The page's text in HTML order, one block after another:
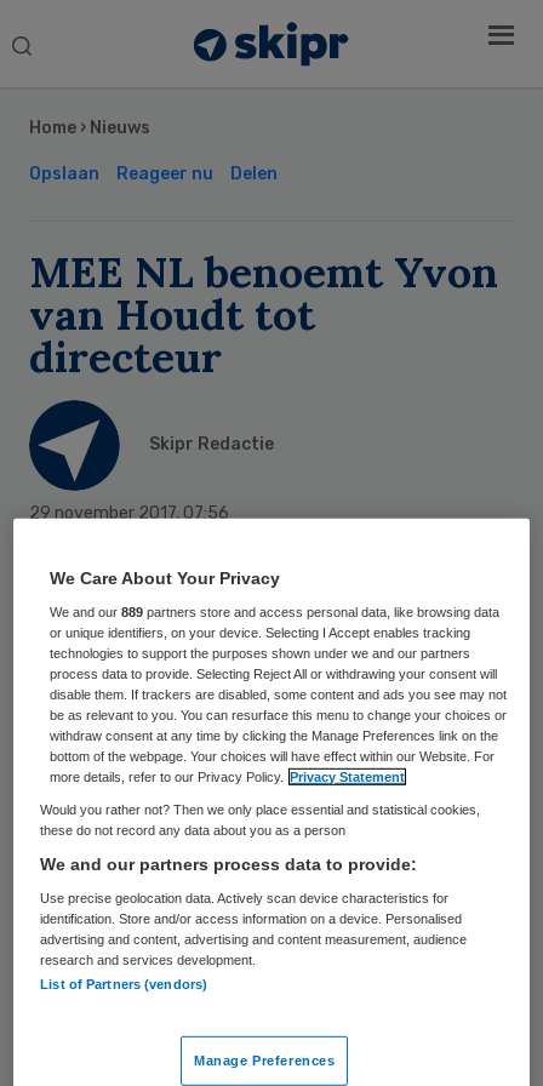
Search
Home › Nieuws
Opslaan Reageer nu Delen
MEE NL benoemt Yvon
van Houdt tot
directeur
Skipr Redactie
29 november 2017,07:56
Yvon van Houdt wordt de nieuwe directeur
van de coöperatie van MEE-organisaties;
MEE NL. Zij volgt hiermee Mirjam Sterk op.
Yvon van Houdt is sinds 2009 directeur van
de NVVK, vereniging voor
schuldhulpverlening en sociaal bankieren.
Daarvoor was ze een aantal jaren lid van
het dagelijks bestuur van het CNV. Zij start
per 1 februari 2018 met haar
werkzaamheden bij MEE NL. Volgens de
de realisatie van de opdrachten.
Sidebar
We Care About Your Privacy
We and our889 partners store and access personal data, like browsing data
or unique identifiers, on your device. Selecting I Accept enables tracking
technologies to support the purposes shown under we and our partners
process data to provide. Selecting Reject All or withdrawing your consent will
disable them. If trackers are disabled, some content and ads you see may not
be as relevant to you. You can resurface this menu to change your choices or
withdraw consent at any time by clicking the Manage Preferences link on the
bottom of the webpage. Your choices will have effect within our Website. For
more details, refer to our Privacy Policy.
Privacy Statement
Would you rather not? Then we only place essential and statistical cookies,
these do not record any data about you as a person
We and our partners process data to provide:
Use precise geolocation data. Actively scan device characteristics for
identification. Store and/or access information on a device. Personalised
advertising and content, advertising and content measurement, audience
research and services development.
List of Partners (vendors)
Manage Preferences